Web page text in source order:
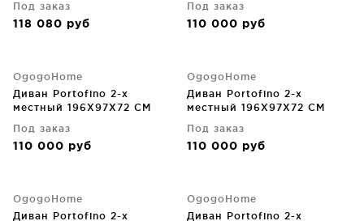
Под заказ
118 080 руб
Под заказ
110 000 руб
OgogoHome
Диван Portofino 2-х
местный 196X97X72 CM
Под заказ
110 000 руб
OgogoHome
Диван Portofino 2-х
местный 196X97X72 CM
Под заказ
110 000 руб
OgogoHome
Диван Portofino 2-х
OgogoHome
Диван Portofino 2-х